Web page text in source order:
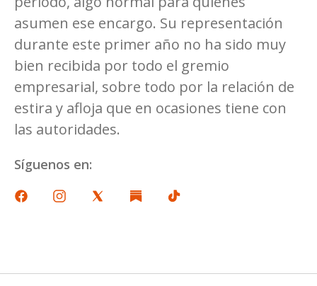
asumen ese encargo. Su representación
durante este primer año no ha sido muy
bien recibida por todo el gremio
empresarial, sobre todo por la relación de
estira y afloja que en ocasiones tiene con
las autoridades.
Síguenos en: